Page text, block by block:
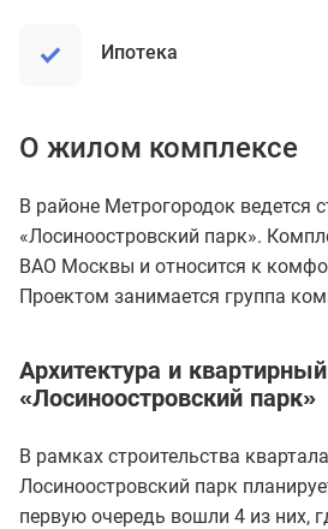
ипотека
О жилом комплексе
В районе Метрогородок ведется
«Лосиноостровский парк».
ВАО Москвы и относится к
Проектом занимается группа
Архитектура и
«Лосиноостровский парк»
В рамках строительства квартала
Лосиноостровский парк
первую очередь вошли 4 из них,